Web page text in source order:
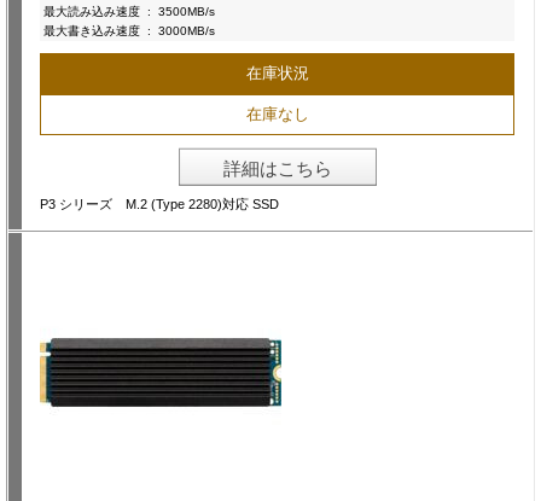
最大読み込み速度 :
3500MB/s
最大書き込み速度 : 3000MB/s
在庫状況
在庫なし
詳細はこちら
P3 シリーズ M.2 (Type 2280)対応 SSD